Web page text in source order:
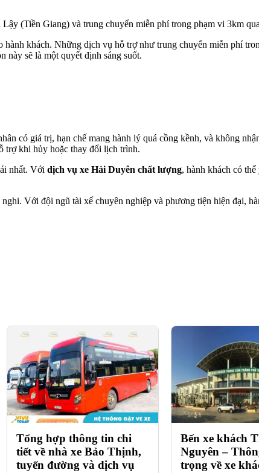
(Tiền Giang) và trung chuyển miễn phí trong phạm vi 3km
khách. Những dịch vụ hỗ trợ như trung chuyển miễn phí
này sẽ là một quyết định sáng suốt.
có giá trị, hạn chế mang hành lý quá cồng kềnh, và không
trợ khi hủy hoặc thay đổi lịch trình.
nhất. Với dịch vụ xe Hải Duyên chất lượng, hành khách có
Với đội ngũ tài xế chuyên nghiệp và phương tiện hiện đại,
Tổng hợp thông tin chi
tiết về nhà xe Bảo Thịnh,
tuyến đường và dịch vụ
Bến xe khách
Nguyên –
trọng về xe